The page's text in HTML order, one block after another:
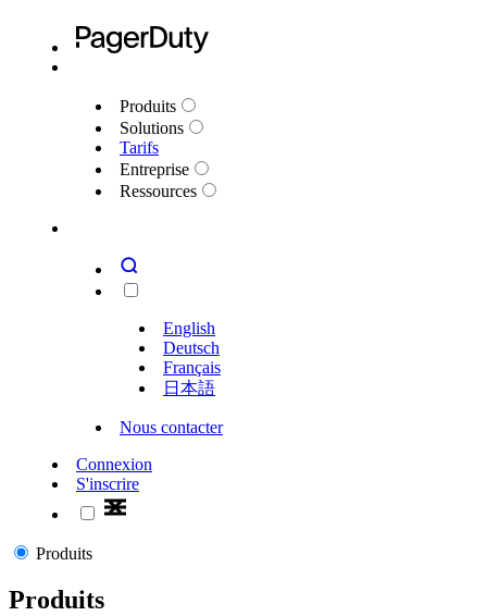
Produits
Solutions
Tarifs
Entreprise
Ressources
English
Deutsch
Français
日本語
Nous contacter
Connexion
S'inscrire
Produits
Produits